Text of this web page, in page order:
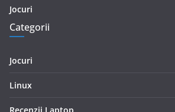
Jocuri
Categorii
Jocuri
Linux